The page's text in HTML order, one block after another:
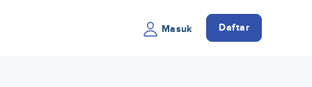
Masuk Daftar